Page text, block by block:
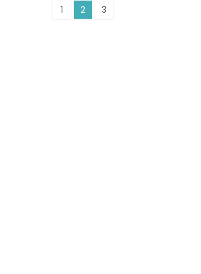
1 2 3